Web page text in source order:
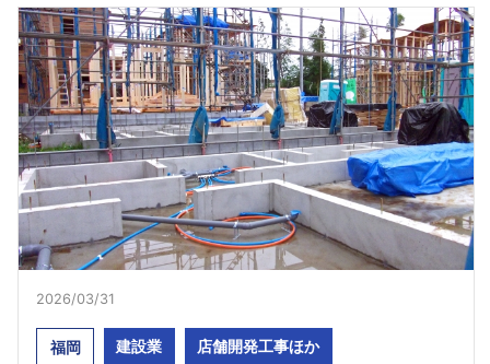
2026/03/31
福岡 建設業 店舗開発工事ほか